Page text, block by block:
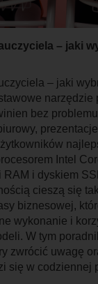
– jaki
– jaki
narzędzie
bez
Intel
RAM i dyskiem
cieszą się
biznesowej,
wykonanie i
W tym
zwrócić uwagę
się w codziennej